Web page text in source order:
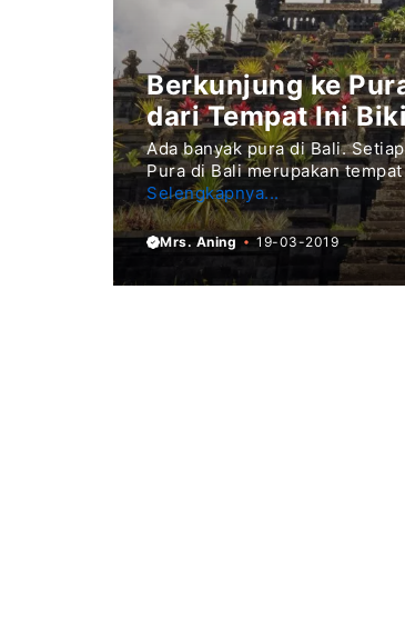
Berkunjung ke
dari Tempat Ini
Ada banyak pura di Bali.
Pura di Bali merupakan
Selengkapnya...
Mrs. Aning 19-03-2019